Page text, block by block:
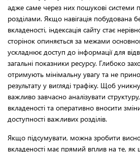
адже саме через них пошукові системи
розділами. Якщо навігація побудована
вкладеності, індексація сайту стає
сторінок опиняється за межами
ускладнює доступ до інформації для
загальні показники ресурсу. Глибоко
отримують мінімальну увагу та не
результату у вигляді трафіку. Щоб
важливо завчасно аналізувати
вкладеності та оперативно вносити
доступності важливих розділів.
Якщо підсумувати, можна зробити
вкладеності має прямий вплив на те,